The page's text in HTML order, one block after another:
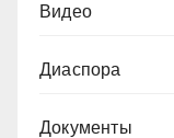
Видео
Диаспора
Документы